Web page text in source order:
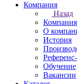
Компания
Назад
Компания
О
История
Обучение
Вакансии